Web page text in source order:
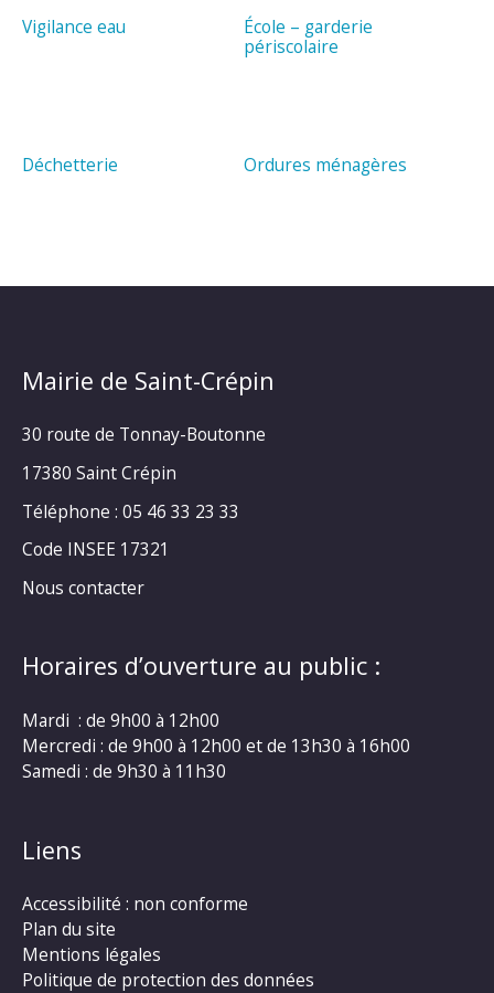
Vigilance eau
École – garderie
périscolaire
Déchetterie Ordures ménagères
Mairie de Saint-Crépin
30 route de Tonnay-Boutonne
17380 Saint Crépin
Téléphone : 05 46 33 23 33
Code INSEE 17321
Nous contacter
Horaires d’ouverture au public :
Mardi : de 9h00 à 12h00
Mercredi : de 9h00 à 12h00 et de 13h30 à 16h00
Samedi : de 9h30 à 11h30
Liens
Accessibilité : non conforme
Plan du site
Mentions légales
Politique de protection des données